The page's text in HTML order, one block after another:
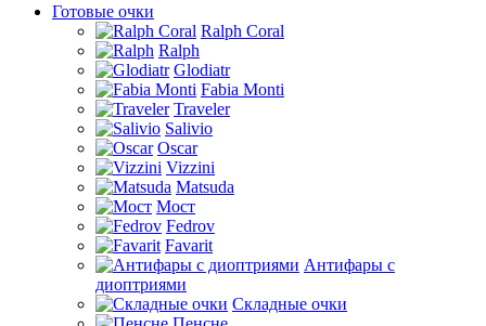
Готовые очки
Ralph Coral
Ralph
Glodiatr
Fabia Monti
Traveler
Salivio
Oscar
Vizzini
Matsuda
Мост
Fedrov
Favarit
Антифары с
диоптриями
Складные очки